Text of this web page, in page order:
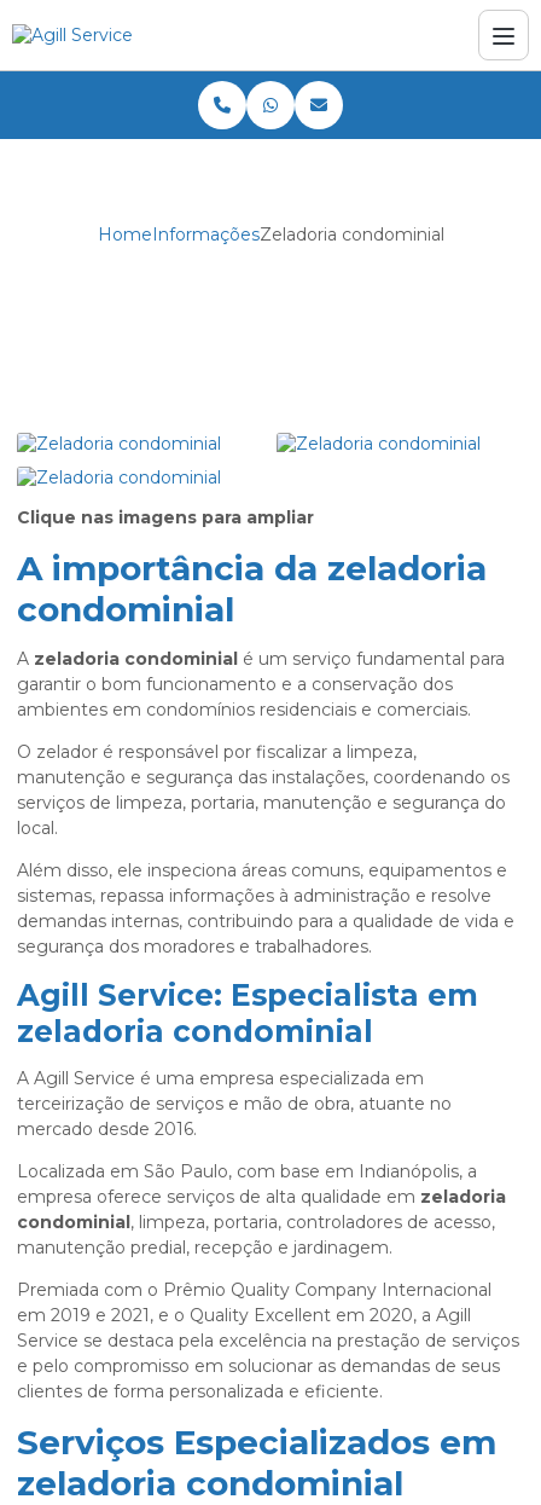
HomeInformaçõesZeladoria condominial
Clique nas imagens para ampliar
A importância da zeladoria
condominial
A zeladoria condominial é um serviço fundamental para
garantir o bom funcionamento e a conservação dos
ambientes em condomínios residenciais e comerciais.
O zelador é responsável por fiscalizar a limpeza,
manutenção e segurança das instalações, coordenando os
serviços de limpeza, portaria, manutenção e segurança do
local.
Além disso, ele inspeciona áreas comuns, equipamentos e
sistemas, repassa informações à administração e resolve
demandas internas, contribuindo para a qualidade de vida e
segurança dos moradores e trabalhadores.
Agill Service: Especialista em
zeladoria condominial
A Agill Service é uma empresa especializada em
terceirização de serviços e mão de obra, atuante no
mercado desde 2016.
Localizada em São Paulo, com base em Indianópolis, a
empresa oferece serviços de alta qualidade em zeladoria
condominial, limpeza, portaria, controladores de acesso,
manutenção predial, recepção e jardinagem.
Premiada com o Prêmio Quality Company Internacional
em 2019 e 2021, e o Quality Excellent em 2020, a Agill
Service se destaca pela excelência na prestação de serviços
e pelo compromisso em solucionar as demandas de seus
clientes de forma personalizada e eficiente.
Serviços Especializados em
zeladoria condominial